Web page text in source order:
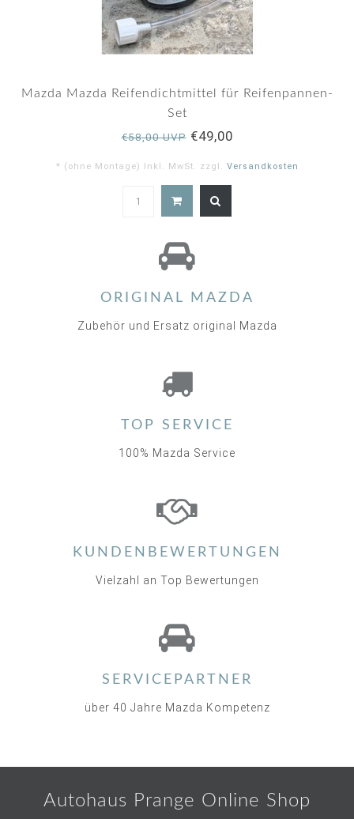
Mazda Mazda Reifendichtmittel für Reifenpannen-
Set
€58,00 UVP€49,00
* (ohne Montage) Inkl. MwSt. zzgl. Versandkosten
ORIGINAL MAZDA
Zubehör und Ersatz original Mazda
TOP SERVICE
100% Mazda Service
KUNDENBEWERTUNGEN
Vielzahl an Top Bewertungen
SERVICEPARTNER
über 40 Jahre Mazda Kompetenz
Autohaus Prange Online Shop